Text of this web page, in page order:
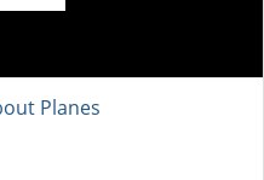
Planes